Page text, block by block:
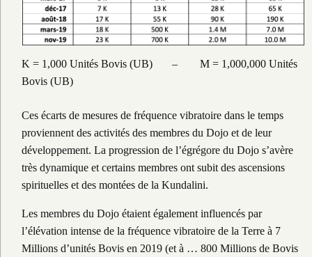
K = 1,000 Unités Bovis (UB) – M = 1,000,000 Unités
Bovis (UB)
Ces écarts de mesures de fréquence vibratoire dans le temps
proviennent des activités des membres du Dojo et de leur
développement. La progression de l’égrégore du Dojo s’avère
très dynamique et certains membres ont subit des ascensions
spirituelles et des montées de la Kundalini.
Les membres du Dojo étaient également influencés par
l’élévation intense de la fréquence vibratoire de la Terre à 7
Millions d’unités Bovis en 2019 (et à … 800 Millions de Bovis